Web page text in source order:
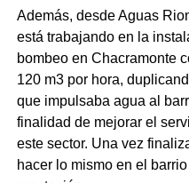
Además, desde Aguas
está trabajando en la
bombeo en Chacramonte
120 m3 por hora,
que impulsaba agua al
finalidad de mejorar el
este sector. Una vez
hacer lo mismo en el